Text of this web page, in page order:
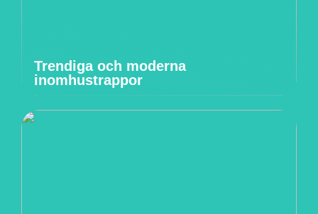
Trendiga och moderna
inomhustrappor